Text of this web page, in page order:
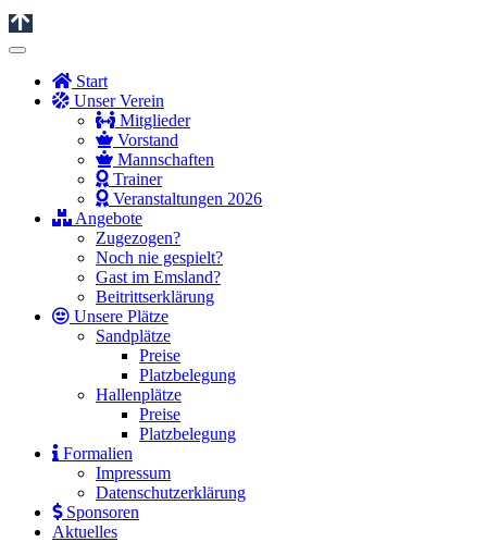
Start
Unser Verein
Mitglieder
Vorstand
Mannschaften
Trainer
Veranstaltungen 2026
Angebote
Zugezogen?
Noch nie gespielt?
Gast im Emsland?
Beitrittserklärung
Unsere Plätze
Sandplätze
Preise
Platzbelegung
Hallenplätze
Preise
Platzbelegung
Formalien
Impressum
Datenschutzerklärung
Sponsoren
Aktuelles